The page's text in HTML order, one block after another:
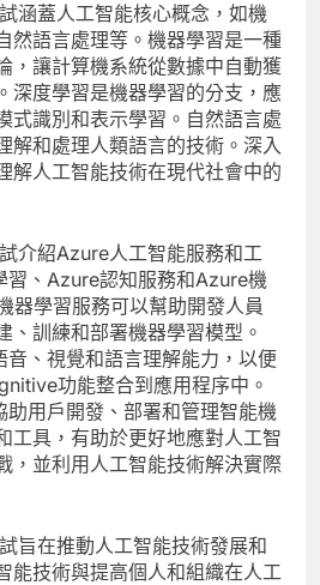
涵蓋人工智能核心概念，如機
然語言處理等。機器學習是一種
，讓計算機系統從數據中自動獲
深度學習是機器學習的分支，應
式識別和表示學習。自然語言處
解和處理人類語言的技術。深入
解人工智能技術在現代社會中的
介紹Azure人工智能服務和工
習、Azure認知服務和Azure機
器學習服務可以幫助開發人員
、訓練和部署機器學習模型。
、視覺和語言理解能力，以便
功能整合到應用程序中。
用戶開發、部署和管理智能機
工具，有助於更好地應對人工智
，並利用人工智能技術解決實際
旨在推動人工智能技術發展和
能技術與提高個人和組織在人工